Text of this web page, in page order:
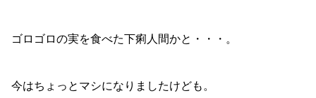
ゴロゴロの実を食べた下痢人間かと・・・。
今はちょっとマシになりましたけども。